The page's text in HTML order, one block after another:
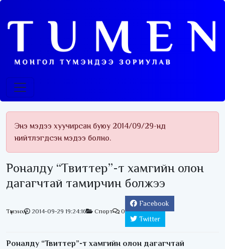
Энэ мэдээ хуучирсан буюу 2014/09/29-нд
нийтлэгдсэн мэдээ болно.
Роналду “Твиттер”-т хамгийн олон
дагагчтай тамирчин болжээ
Түмэнхүү 2014-09-29 19:24:16 Спорт 0
Facebook
Twitter
Роналду “Твиттер”-т хамгийн олон дагагчтай